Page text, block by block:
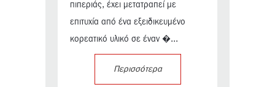
πιπεριάς, έχει μετατραπεί με
επιτυχία από ένα εξειδικευμένο
κορεατικό υλικό σε έναν �...
Περισσότερα